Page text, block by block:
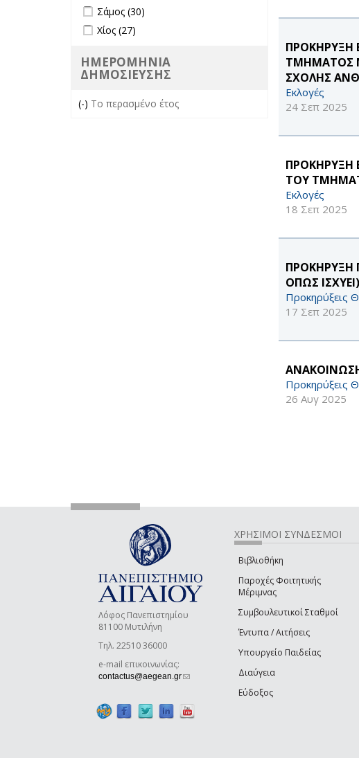
ΠΡΟΚΗΡΥΞΗ
ΤΜΗΜΑΤΟΣ
ΣΧΟΛΗΣ
Εκλογές
24 Σεπ 2025
ΠΡΟΚΗΡΥΞΗ
ΤΟΥ
Εκλογές
18 Σεπ 2025
ΠΡΟΚΗΡΥΞΗ
ΟΠΩΣ
Προκηρύξεις
17 Σεπ 2025
Προκηρύξεις
26 Αυγ 2025
Apply Σάμος filter
Σάμος (30)
Apply Χίος filter
Χίος (27)
ΗΜΕΡΟΜΗΝΙΑ
ΔΗΜΟΣΙΕΥΣΗΣ
(-) Remove Το περασμένο έτος filter
Το περασμένο έτος
Λόφος Πανεπιστημίου
81100 Μυτιλήνη
Τηλ. 22510 36000
e-mail επικοινωνίας:
contactus@aegean.gr(link sends e-mail)
ΧΡΗΣΙΜΟΙ ΣΥΝΔΕΣΜΟΙ
Βιβλιοθήκη
Παροχές Φοιτητικής
Μέριμνας
Συμβουλευτικοί Σταθμοί
Έντυπα / Αιτήσεις
Υπουργείο Παιδείας
Διαύγεια
Εύδοξος